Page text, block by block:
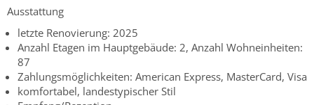
Ausstattung
letzte Renovierung: 2025
Anzahl Etagen im Hauptgebäude: 2, Anzahl Wohneinheiten:
87
Zahlungsmöglichkeiten: American Express, MasterCard, Visa
komfortabel, landestypischer Stil